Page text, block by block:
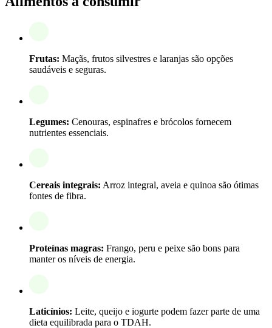
Frutas: Maçãs, frutos silvestres e laranjas são opções
saudáveis e seguras.
Legumes: Cenouras, espinafres e brócolos fornecem
nutrientes essenciais.
Cereais integrais: Arroz integral, aveia e quinoa são ótimas
fontes de fibra.
Proteínas magras: Frango, peru e peixe são bons para
manter os níveis de energia.
Laticínios: Leite, queijo e iogurte podem fazer parte de uma
dieta equilibrada para o TDAH.